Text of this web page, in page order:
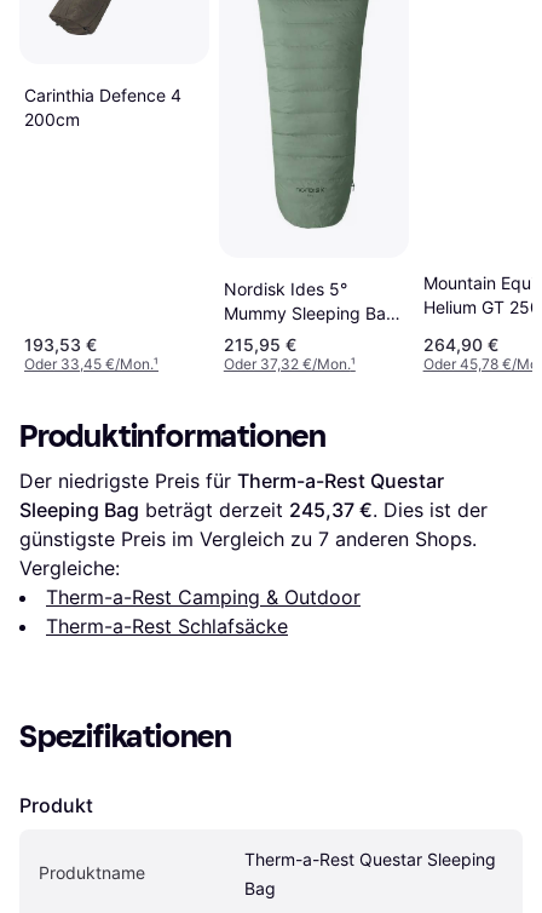
Carinthia Defence 4
200cm
193,53 €
Oder 33,45 €/Mon.¹
Nordisk Ides 5°
Mummy Sleeping Bag
190 cm
215,95 €
Oder 37,32 €/Mon.¹
Mountain
Helium GT
264,90 €
Oder 45,78 €/
Produktinformationen
Der niedrigste Preis für Therm-a-Rest Questar
Sleeping Bag beträgt derzeit 245,37 €. Dies ist der
günstigste Preis im Vergleich zu 7 anderen Shops.
Vergleiche:
Therm-a-Rest Camping & Outdoor
Therm-a-Rest Schlafsäcke
Spezifikationen
Produkt
Produktname
Therm-a-Rest Questar Sleeping
Bag